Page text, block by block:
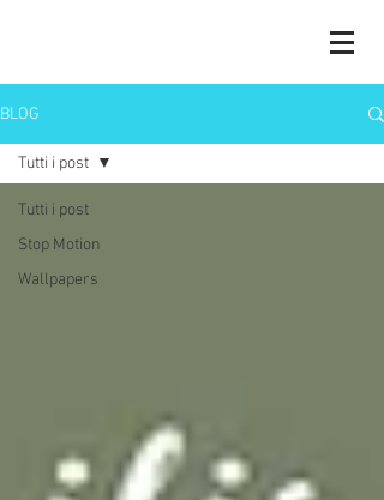
BLOG
Tutti i post
Stop Motion
Wallpapers
Tutti i post